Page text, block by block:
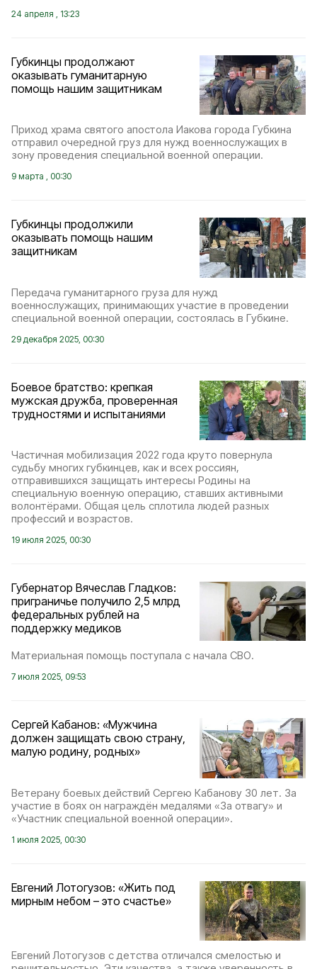
24 апреля , 13:23
Губкинцы продолжают
оказывать гуманитарную
помощь нашим защитникам
Приход храма святого апостола Иакова города Губкина
отправил очередной груз для нужд военнослужащих в
зону проведения специальной военной операции.
9 марта , 00:30
Губкинцы продолжили
оказывать помощь нашим
защитникам
Передача гуманитарного груза для нужд
военнослужащих, принимающих участие в проведении
специальной военной операции, состоялась в Губкине.
29 декабря 2025, 00:30
Боевое братство: крепкая
мужская дружба, проверенная
трудностями и испытаниями
Частичная мобилизация 2022 года круто повернула
судьбу многих губкинцев, как и всех россиян,
отправившихся защищать интересы Родины на
специальную военную операцию, ставших активными
волонтёрами. Общая цель сплотила людей разных
профессий и возрастов.
19 июля 2025, 00:30
Губернатор Вячеслав Гладков:
приграничье получило 2,5 млрд
федеральных рублей на
поддержку медиков
Материальная помощь поступала с начала СВО.
7 июля 2025, 09:53
Сергей Кабанов: «Мужчина
должен защищать свою страну,
малую родину, родных»
Ветерану боевых действий Сергею Кабанову 30 лет. За
участие в боях он награждён медалями «За отвагу» и
«Участник специальной военной операции».
1 июля 2025, 00:30
Евгений Лотогузов: «Жить под
мирным небом – это счастье»
Евгений Лотогузов с детства отличался смелостью и